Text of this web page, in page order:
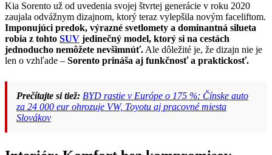
Kia Sorento už od uvedenia svojej štvrtej generácie v roku 2020
zaujala odvážnym dizajnom, ktorý teraz vylepšila novým faceliftom.
Imponujúci predok, výrazné svetlomety a dominantná silueta
robia z tohto SUV jedinečný model, ktorý si na cestách
jednoducho nemôžete nevšimnúť. Ale dôležité je, že dizajn nie je
len o vzhľade – Sorento prináša aj funkčnosť a praktickosť.
Prečítajte si tiež: BYD rastie v Európe o 175 %: Čínske auto
za 24 000 eur ohrozuje VW, Toyotu aj pracovné miesta
Slovákov